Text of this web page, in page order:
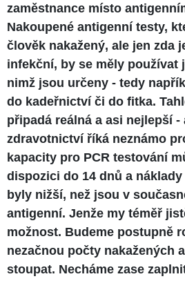
zaměstnance místo
Nakoupené antigenní testy,
člověk nakažený, ale jen zda
infekční, by se měly používat
nimž jsou určeny - tedy
do kadeřnictví či do fitka.
připadá reálná a asi nejlepší
zdravotnictví říká neznámo
kapacity pro PCR testování
dispozici do 14 dnů a
byly nižší, než jsou v
antigenní. Jenže my téměř
možnost. Budeme postupně
nezačnou počty nakažených
stoupat. Necháme zase